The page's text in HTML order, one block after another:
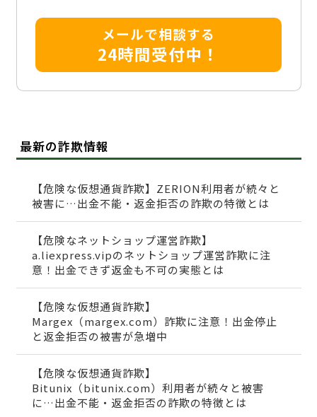
メールで相談する
24時間受付中！
最新の詐欺情報
【危険な仮想通貨詐欺】ZERION利用者が続々と
被害に…出金不能・返金拒否の詐欺の特徴とは
【危険なネットショップ運営詐欺】
a.liexpress.vipのネットショップ運営詐欺に注
意！出金できず返金も不可の実態とは
【危険な仮想通貨詐欺】
Margex（margex.com）詐欺に注意！出金停止
と返金拒否の被害が急増中
【危険な仮想通貨詐欺】
Bitunix（bitunix.com）利用者が続々と被害
に…出金不能・返金拒否の詐欺の特徴とは